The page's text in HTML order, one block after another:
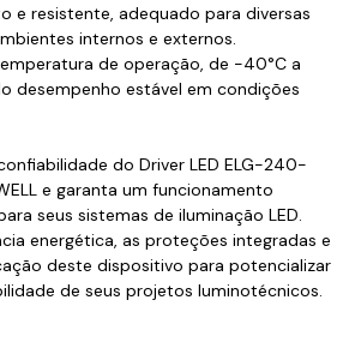
e resistente, adequado para diversas
internos e externos.
de operação, de -40°C a
desempenho estável em condições
do Driver LED ELG-240-
e garanta um funcionamento
seus sistemas de iluminação LED.
energética, as proteções integradas e
deste dispositivo para potencializar
de seus projetos luminotécnicos.